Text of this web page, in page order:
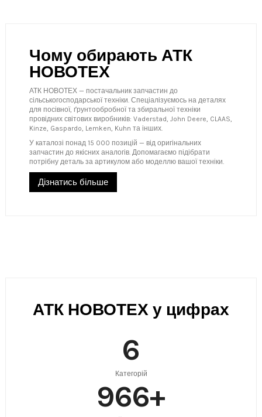
Чому обирають АТК
НОВОТЕХ
АТК НОВОТЕХ — постачальник запчастин до
сільськогосподарської техніки. Спеціалізуємось на деталях
для посівної, ґрунтообробної та збиральної техніки
провідних світових виробників: Vaderstad, John Deere, CLAAS,
Kinze, Gaspardo, Lemken, Kuhn та інших.
У каталозі понад 15 000 позицій — від оригінальних
запчастин до якісних аналогів. Допомагаємо підібрати
потрібну деталь за артикулом або моделлю вашої техніки.
Дізнатись більше
АТК НОВОТЕХ у цифрах
6
Категорій
997+